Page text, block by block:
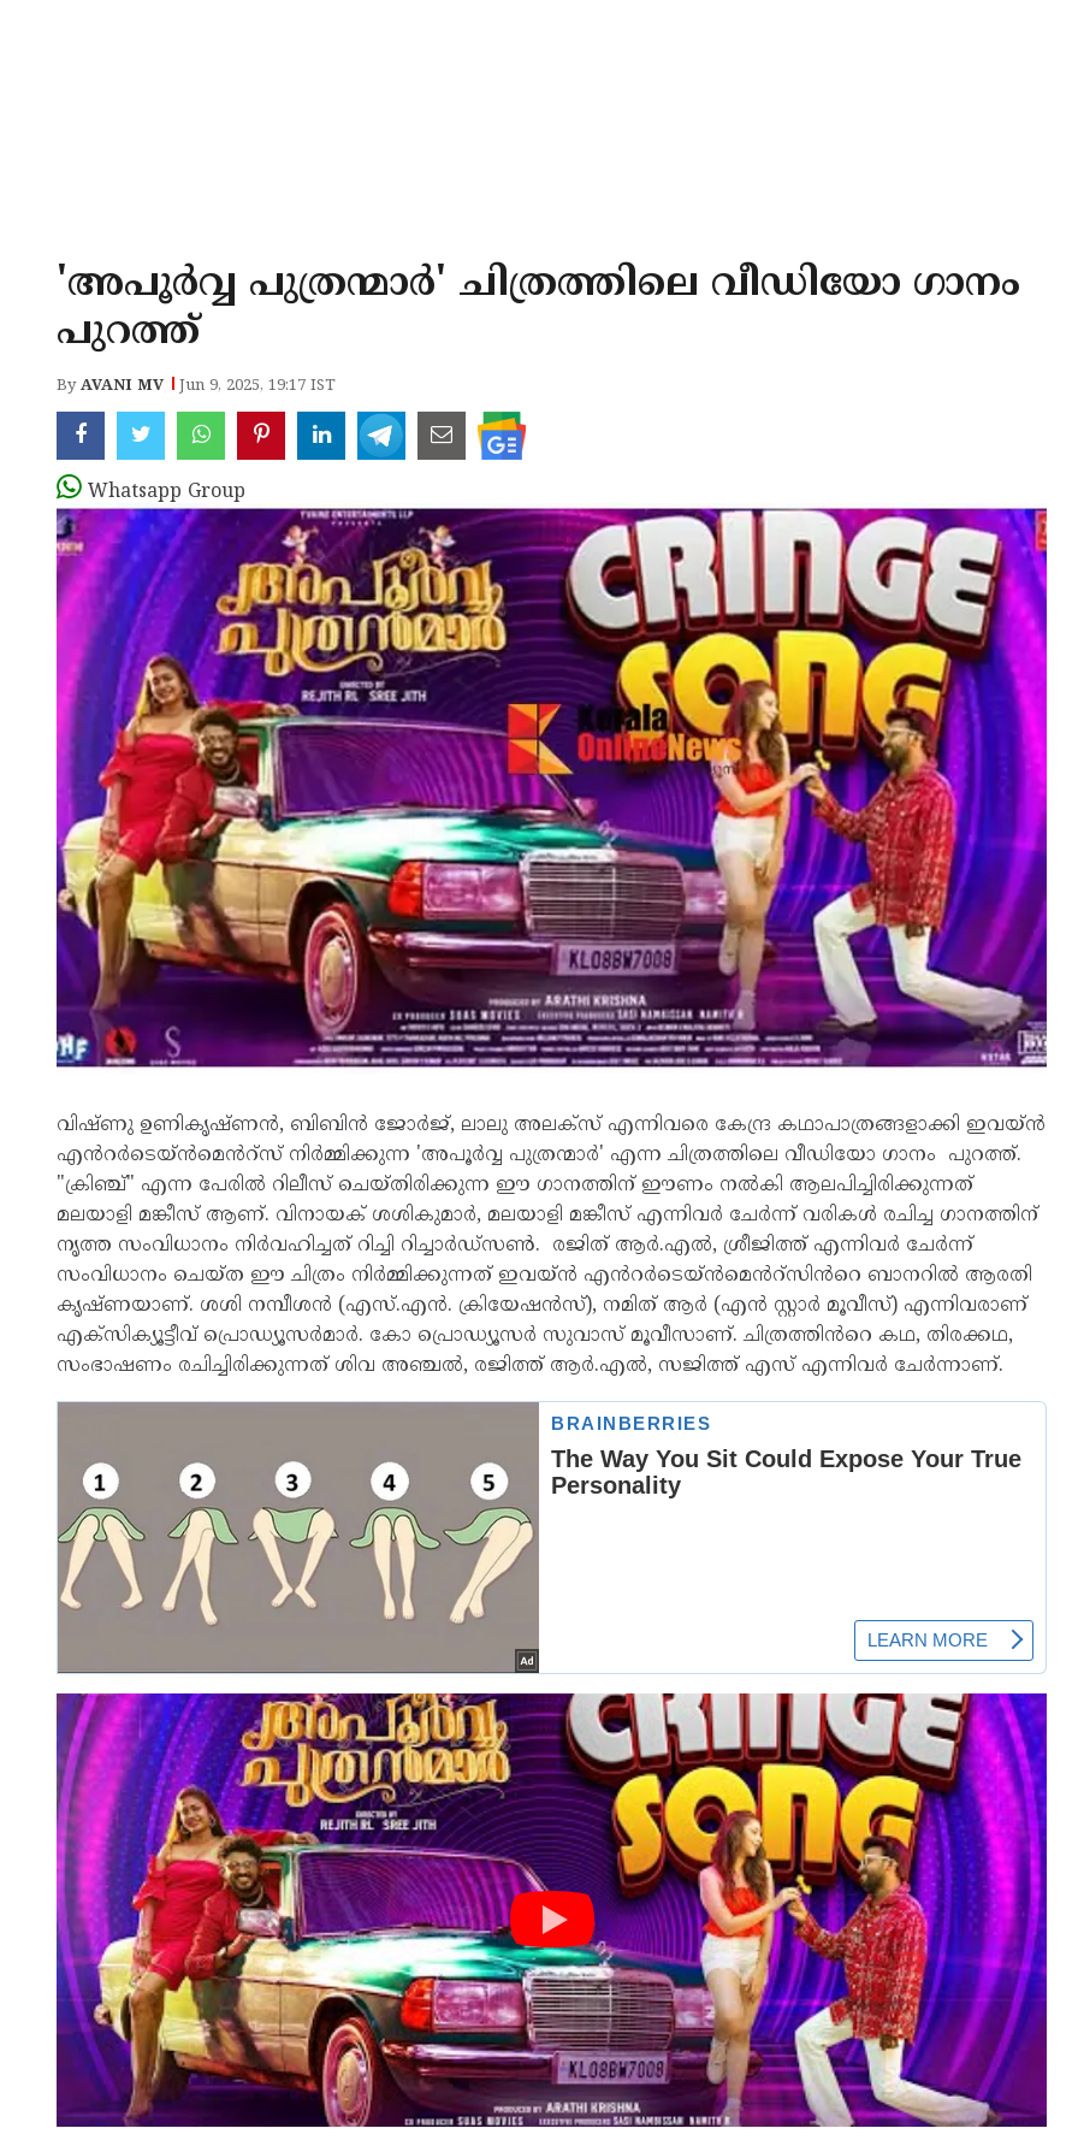
'അപൂർവ്വ പുത്രന്മാർ' ചിത്രത്തിലെ വീഡിയോ ഗാനം
പുറത്ത്
ByAVANI MV Jun 9, 2025, 19:17 IST
Whatsapp Group
വിഷ്ണു ഉണികൃഷ്ണൻ, ബിബിൻ ജോർജ്, ലാലു അലക്സ് എന്നിവരെ കേന്ദ്ര കഥാപാത്രങ്ങളാക്കി ഇവയ്ൻ
എൻറർടെയ്ൻമെൻറ്സ് നിർമ്മിക്കുന്ന 'അപൂർവ്വ പുത്രന്മാർ' എന്ന ചിത്രത്തിലെ വീഡിയോ ഗാനം പുറത്ത്.
"ക്രിഞ്ച്" എന്ന പേരിൽ റിലീസ് ചെയ്തിരിക്കുന്ന ഈ ഗാനത്തിന് ഈണം നൽകി ആലപിച്ചിരിക്കുന്നത്
മലയാളി മങ്കീസ് ആണ്. വിനായക് ശശികുമാർ, മലയാളി മങ്കീസ് എന്നിവർ ചേർന്ന് വരികൾ രചിച്ച ഗാനത്തിന്
നൃത്ത സംവിധാനം നിർവഹിച്ചത് റിച്ചി റിച്ചാർഡ്സൺ. രജിത് ആർ.എൽ, ശ്രീജിത്ത് എന്നിവർ ചേർന്ന്
സംവിധാനം ചെയ്ത ഈ ചിത്രം നിർമ്മിക്കുന്നത് ഇവയ്ൻ എൻറർടെയ്ൻമെൻറ്സിൻറെ ബാനറിൽ ആരതി
കൃഷ്ണയാണ്. ശശി നമ്പീശൻ (എസ്.എൻ. ക്രിയേഷൻസ്), നമിത് ആർ (എൻ സ്റ്റാർ മൂവീസ്) എന്നിവരാണ്
എക്സിക്യൂട്ടീവ് പ്രൊഡ്യൂസർമാർ. കോ പ്രൊഡ്യൂസർ സുവാസ് മൂവീസാണ്. ചിത്രത്തിൻറെ കഥ, തിരക്കഥ,
സംഭാഷണം രചിച്ചിരിക്കുന്നത് ശിവ അഞ്ചൽ, രജിത്ത് ആർ.എൽ, സജിത്ത് എസ് എന്നിവർ ചേർന്നാണ്.